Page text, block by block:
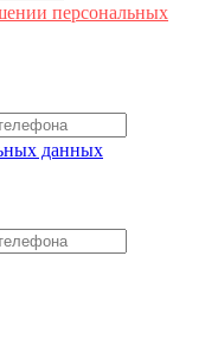
персональных
данных